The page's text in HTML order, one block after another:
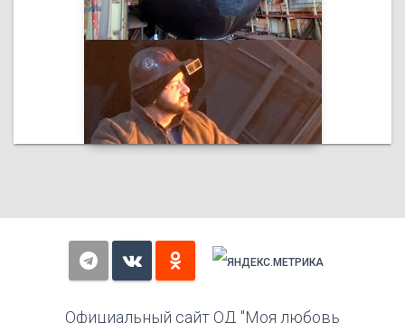
Официальный сайт ОД "Моя любовь